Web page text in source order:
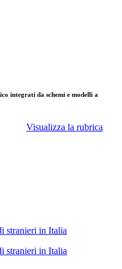
integrati da schemi e modelli a
Visualizza la rubrica
stranieri in Italia
stranieri in Italia